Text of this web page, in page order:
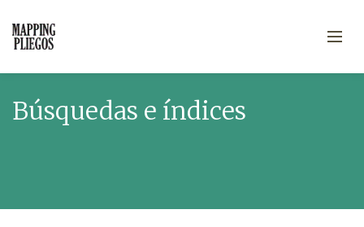
Búsquedas e índices